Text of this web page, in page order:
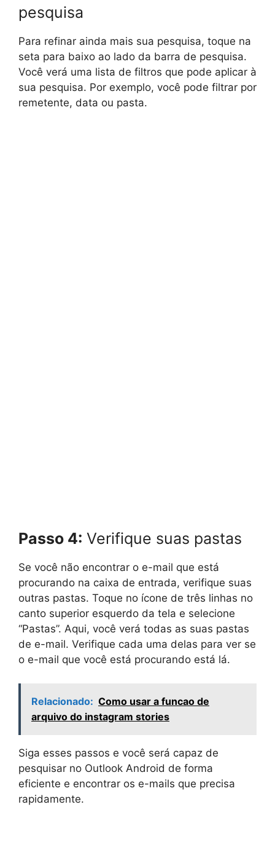
pesquisa
Para refinar ainda mais sua pesquisa, toque na
seta para baixo ao lado da barra de pesquisa.
Você verá uma lista de filtros que pode aplicar à
sua pesquisa. Por exemplo, você pode filtrar por
remetente, data ou pasta.
Passo 4: Verifique suas pastas
Se você não encontrar o e-mail que está
procurando na caixa de entrada, verifique suas
outras pastas. Toque no ícone de três linhas no
canto superior esquerdo da tela e selecione
“Pastas”. Aqui, você verá todas as suas pastas
de e-mail. Verifique cada uma delas para ver se
o e-mail que você está procurando está lá.
Relacionado: Como usar a funcao de
arquivo do instagram stories
Siga esses passos e você será capaz de
pesquisar no Outlook Android de forma
eficiente e encontrar os e-mails que precisa
rapidamente.